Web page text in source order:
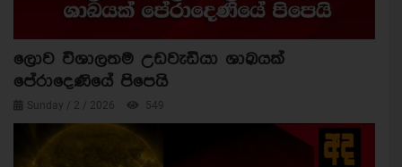
ලොව විශාලතම උඩවැඩියා ශාඛයක්
පේරාදෙණියේ පිපෙයි
Sunday / 2 / 2026 549